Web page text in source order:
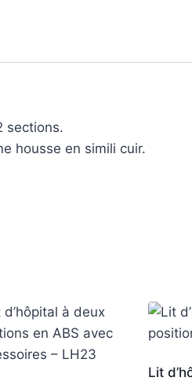
sections.
housse en simili cuir.
Lit